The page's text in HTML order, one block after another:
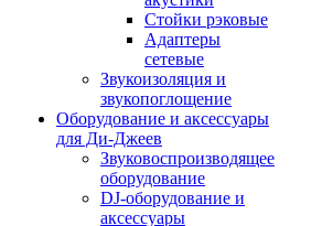
Стойки рэковые
Адаптеры
сетевые
Звукоизоляция и
звукопоглощение
Оборудование и аксессуары
для Ди-Джеев
Звуковоспроизводящее
оборудование
DJ-оборудование и
аксессуары